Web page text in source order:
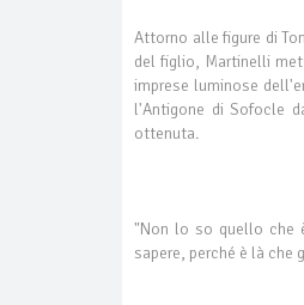
Attorno alle figure di
del figlio, Martinelli
imprese luminose
l'Antigone di Sofocle
ottenuta.
"Non lo so quello che
sapere, perché è là che